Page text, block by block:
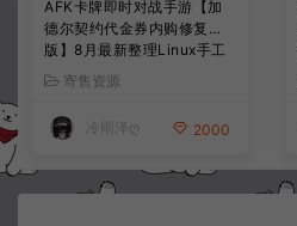
AFK卡牌即时对战手游【加
德尔契约代金券内购修复
版】8月最新整理Linux手工
服务端+前后端全套源码+CD
K授权后台+安卓苹果双端
+详细搭建教程+视频教程
寄售资源
冷雨泽ღ 2000